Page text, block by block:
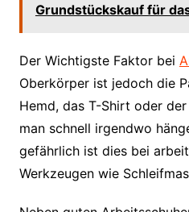
Grundstückskauf für
Der Wichtigste Faktor bei
Oberkörper ist jedoch die
Hemd, das T-Shirt oder
man schnell irgendwo
gefährlich ist dies bei
Werkzeugen wie